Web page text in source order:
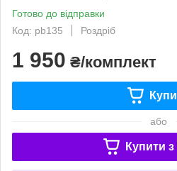
Готово до відправки
Код: pb135
Роздріб
1 950 ₴/комплект
або
Купити з